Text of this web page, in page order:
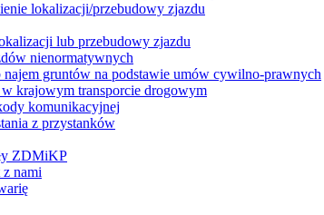
lokalizacji/przebudowy zjazdu
lub przebudowy zjazdu
nienormatywnych
gruntów na podstawie umów cywilno-prawnych
krajowym transporcie drogowym
komunikacyjnej
z przystanków
ZDMiKP
nami